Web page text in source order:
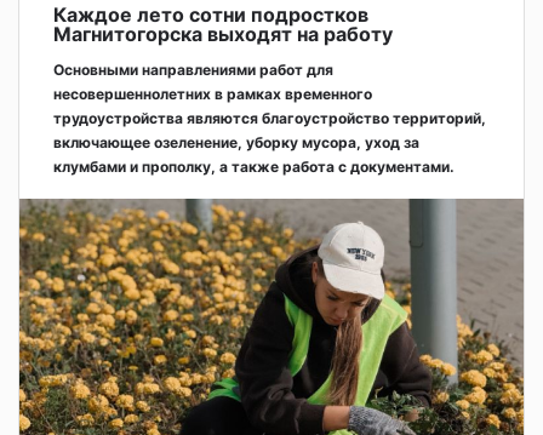
Каждое лето сотни подростков
Магнитогорска выходят на работу
Основными направлениями работ для
несовершеннолетних в рамках временного
трудоустройства являются благоустройство территорий,
включающее озеленение, уборку мусора, уход за
клумбами и прополку, а также работа с документами.